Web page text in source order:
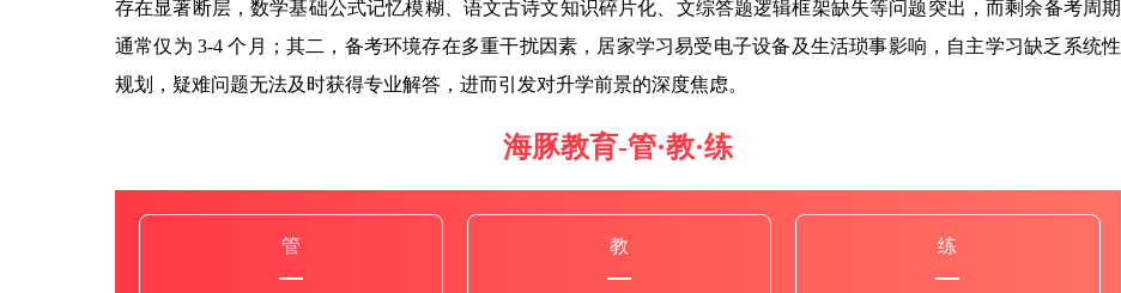
存在显著断层，数学基础公式记忆模糊、语文古诗文知识碎片化、文综答题逻辑框架缺失等问题突出，而剩余备考周期
通常仅为 3-4 个月；其二，备考环境存在多重干扰因素，居家学习易受电子设备及生活琐事影响，自主学习缺乏系统性
规划，疑难问题无法及时获得专业解答，进而引发对升学前景的深度焦虑。
海豚教育-管·教·练
管 教 练